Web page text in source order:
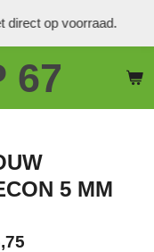
67
direct op voorraad.
5 MM